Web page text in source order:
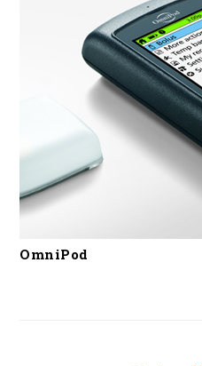
OmniPod